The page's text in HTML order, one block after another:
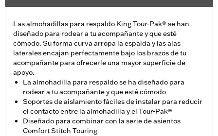
Las almohadillas para respaldo King Tour-Pak® se han
diseñado para rodear a tu acompañante y que esté
cómodo. Su forma curva arropa la espalda y las alas
laterales encajan perfectamente bajo los brazos de tu
acompañante para ofrecerle una mayor superficie de
apoyo.
La almohadilla para respaldo se ha diseñado para
rodear a tu acompañante y que esté cómodo
Soportes de aislamiento fáciles de instalar para reducir
el contacto entre la almohadilla y el Tour-Pak®
Diseñado para combinar con la serie de asientos
Comfort Stitch Touring